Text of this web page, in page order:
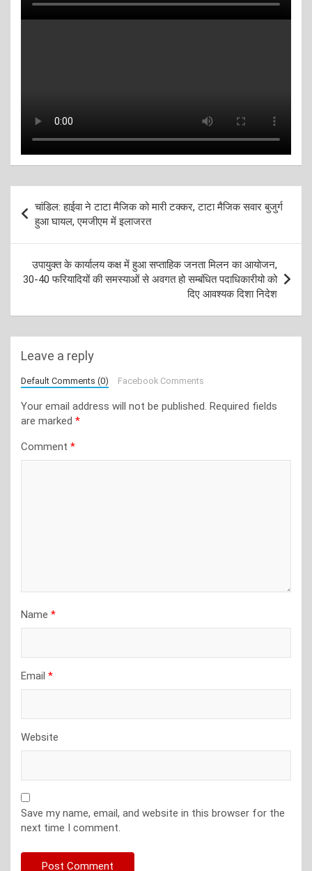
Post
navigation
चांडिल: हाईवा ने टाटा मैजिक को मारी टक्कर, टाटा मैजिक सवार बुजुर्ग
हुआ घायल, एमजीएम में इलाजरत
उपायुक्त के कार्यालय कक्ष में हुआ सप्ताहिक जनता मिलन का आयोजन,
30-40 फरियादियों की समस्याओं से अवगत हो सम्बंधित पदाधिकारीयो को
दिए आवश्यक दिशा निदेश
Leave a reply
Default Comments (0) Facebook Comments
Your email address will not be published. Required fields
are marked *
Comment *
Name *
Email *
Website
Save my name, email, and website in this browser for the
next time I comment.